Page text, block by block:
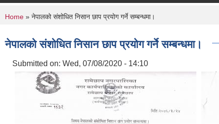
You are here
Home » नेपालको संशोधित निसान छाप प्रयोग गर्ने सम्बन्धमा।
नेपालको संशोधित निसान छाप प्रयोग गर्ने सम्बन्धमा।
Submitted on: Wed, 07/08/2020 - 14:10